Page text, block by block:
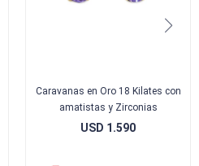
Caravanas en Oro 18 Kilates con
amatistas y Zirconias
USD 1.590